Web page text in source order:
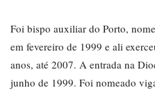
Foi bispo auxiliar do Porto,
em fevereiro de 1999 e ali
anos, até 2007. A entrada na
junho de 1999. Foi nomeado